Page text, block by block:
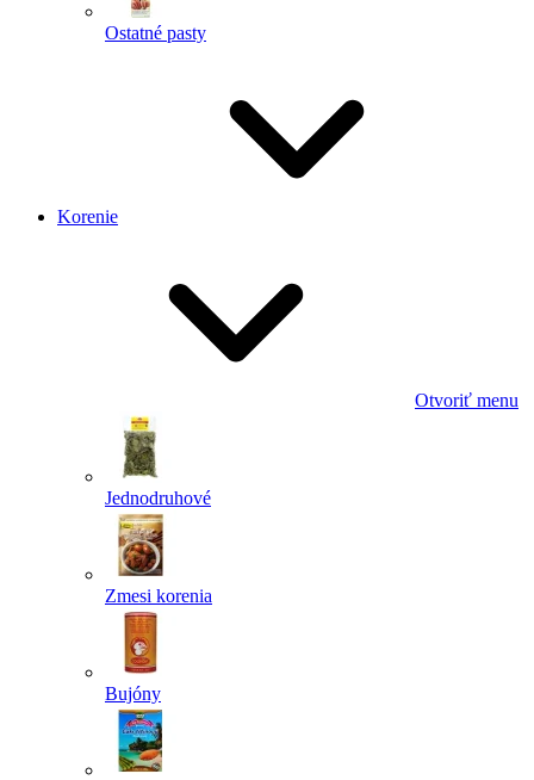
Ostatné pasty
Korenie
Otvoriť menu
Jednodruhové
Zmesi korenia
Bujóny